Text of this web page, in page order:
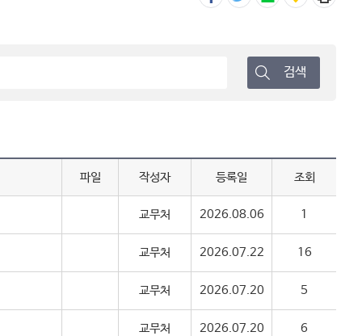
검색
파일 작성자 등록일 조회
교무처 2026.08.06 1
교무처 2026.07.22 16
교무처 2026.07.20 5
교무처 2026.07.20 6